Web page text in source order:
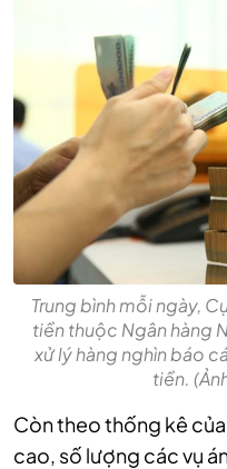
Trung bình mỗi ngày,
tiền thuộc Ngân hàng
xử lý hàng nghìn báo
tiền.
Còn theo thống kê
cao, số lượng các vụ